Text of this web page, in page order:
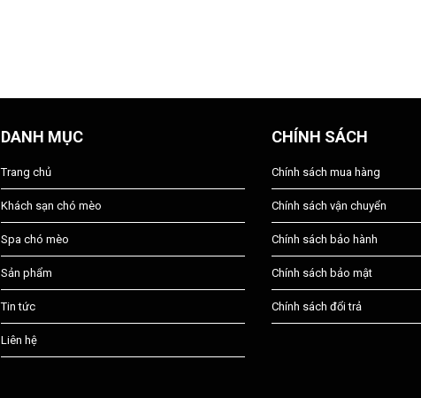
DANH MỤC
Trang chủ
Khách sạn chó mèo
Spa chó mèo
Sản phẩm
Tin tức
Liên hệ
CHÍNH SÁCH
Chính sách mua hàng
Chính sách vận chuyển
Chính sách bảo hành
Chính sách bảo mật
Chính sách đổi trả